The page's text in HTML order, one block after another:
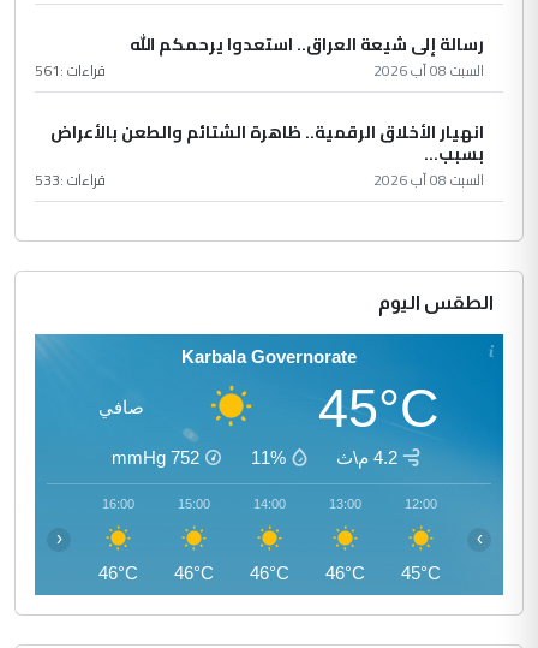
رسالة إلى شيعة العراق.. استعدوا يرحمكم الله
السبت 08 آب 2026 قراءات :561
انهيار الأخلاق الرقمية.. ظاهرة الشتائم والطعن بالأعراض
بسبب...
السبت 08 آب 2026 قراءات :533
الطقس اليوم
Karbala Governorate
45°C صافي
4.2 م\ث 11%
752
mmHg
12:00
45°C
13:00
46°C
14:00
46°C
15:00
46°C
16:00
46°C
‹ ›